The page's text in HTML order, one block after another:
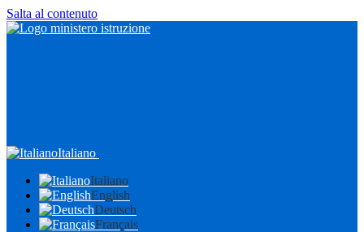
Salta al contenuto
Italiano
Italiano
English
Deutsch
Français